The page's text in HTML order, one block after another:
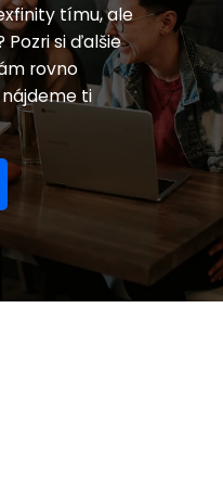
tímu, ale
si ďalšie
rovno
ti